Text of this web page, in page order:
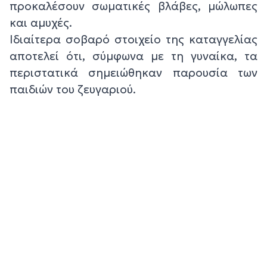
προκαλέσουν σωματικές βλάβες, μώλωπες
και αμυχές.
Ιδιαίτερα σοβαρό στοιχείο της καταγγελίας
αποτελεί ότι, σύμφωνα με τη γυναίκα, τα
περιστατικά σημειώθηκαν παρουσία των
παιδιών του ζευγαριού.